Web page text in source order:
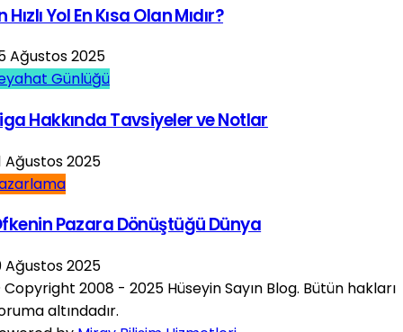
Hızlı Yol En Kısa Olan Mıdır?
Ağustos 2025
Günlüğü
Hakkında Tavsiyeler ve Notlar
Ağustos 2025
Pazara Dönüştüğü Dünya
Ağustos 2025
2008 - 2025 Hüseyin Sayın Blog. Bütün hakları
altındadır.